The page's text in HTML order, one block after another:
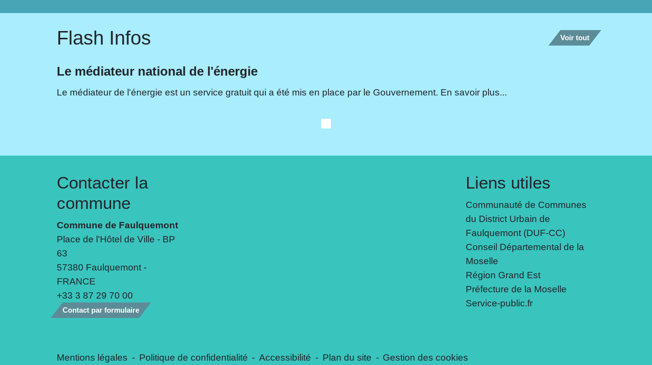
Flash Infos Voir tout
Le médiateur national de l'énergie
Le médiateur de l'énergie est un service gratuit qui a été mis en place par le Gouvernement. En savoir plus...
Contacter la
commune
Commune de Faulquemont
Place de l'Hôtel de Ville - BP
63
57380 Faulquemont -
FRANCE
+33 3 87 29 70 00
Contact par formulaire
Liens utiles
Communauté de Communes
du District Urbain de
Faulquemont (DUF-CC)
Conseil Départemental de la
Moselle
Région Grand Est
Préfecture de la Moselle
Service-public.fr
Mentions légales - Politique de confidentialité - Accessibilité - Plan du site - Gestion des cookies